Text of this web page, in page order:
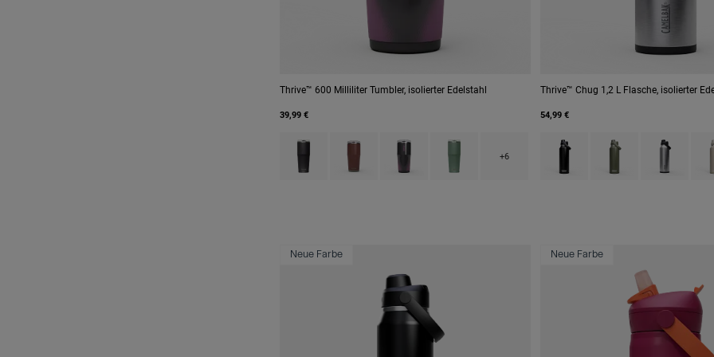
Thrive™ 600 Milliliter Tumbler, isolierter Edelstahl
39,99 €
Product swatch type of Black.
Product swatch type of Burnt Umber.
Product swatch type of Lavender Dawn.
Product swatch type of Moss Green.
+6
Thrive™ Chug 1,2 L Flasche, isolierter
54,99 €
Product swatch type of Black.
Product swatch type of
Product
Neue Farbe Neue Farbe